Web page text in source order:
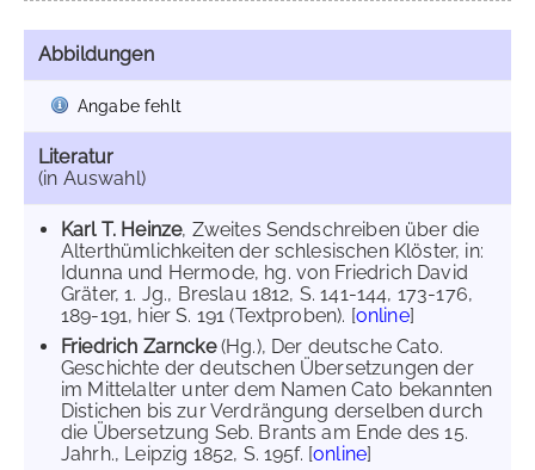
Abbildungen
Angabe fehlt
Literatur
(in Auswahl)
Karl T. Heinze, Zweites Sendschreiben über die
Alterthümlichkeiten der schlesischen Klöster, in:
Idunna und Hermode, hg. von Friedrich David
Gräter, 1. Jg., Breslau 1812, S. 141-144, 173-176,
189-191, hier S. 191 (Textproben). [online]
Friedrich Zarncke(Hg.), Der deutsche Cato.
Geschichte der deutschen Übersetzungen der
im Mittelalter unter dem Namen Cato bekannten
Distichen bis zur Verdrängung derselben durch
die Übersetzung Seb. Brants am Ende des 15.
Jahrh., Leipzig 1852, S. 195f. [online]